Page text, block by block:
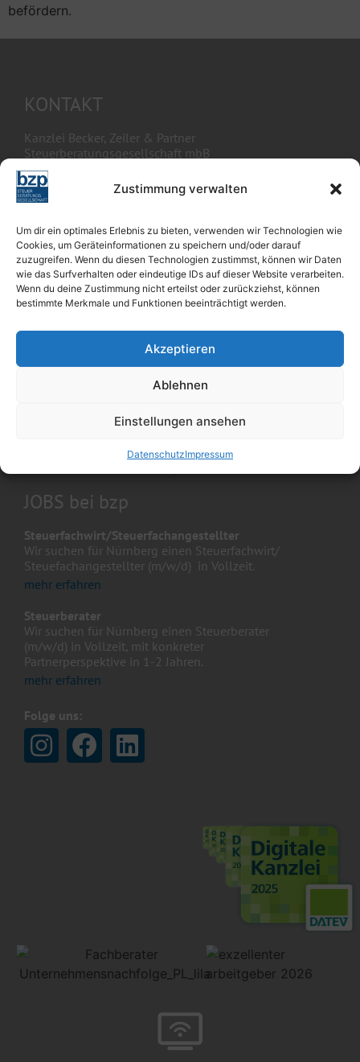
Zustimmung verwalten
Um dir ein optimales Erlebnis zu bieten, verwenden wir Technologien wie
Cookies, um Geräteinformationen zu speichern und/oder darauf
zuzugreifen. Wenn du diesen Technologien zustimmst, können wir Daten
wie das Surfverhalten oder eindeutige IDs auf dieser Website verarbeiten.
Wenn du deine Zustimmung nicht erteilst oder zurückziehst, können
bestimmte Merkmale und Funktionen beeinträchtigt werden.
Akzeptieren
Ablehnen
Einstellungen ansehen
DatenschutzImpressum
befördern.
KONTAKT
Kanzlei Becker, Zeiler & Partner
Steuerberatungsgesellschaft mbB
Königstorgraben 3
90402 Nürnberg
Telefax : 0911 / 393 72 79 – 40
kontakt@kanzlei-bzp.com
www.kanzlei-bzp.com
Ottostraße 21
Telefax : 0951 / 9 82 30 – 77
bamberg@kanzlei-bzp.com
JOBS bei bzp
Steuerfachwirt/Steuerfachangestellter
Wir suchen für Nürnberg einen Steuerfachwirt/
Steuefachangestellter (m/w/d) in Vollzeit.
mehr erfahren
Steuerberater
Wir suchen für Nürnberg einen Steuerberater
(m/w/d) in Vollzeit, mit konkreter
Partnerperspektive in 1-2 Jahren.
mehr erfahren
Folge uns: